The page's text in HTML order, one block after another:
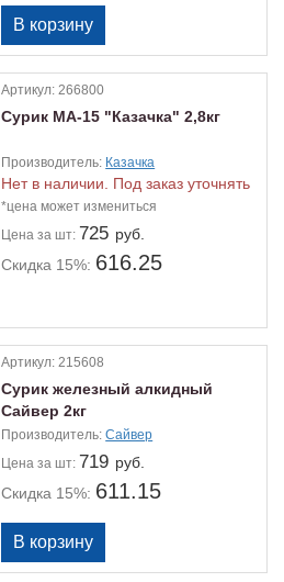
Артикул:266800
Сурик МА-15 "Казачка" 2,8кг
Производитель: Казачка
Нет в наличии. Под заказ уточнять
*цена может измениться
Цена за шт: 725 руб.
Скидка 15%: 616.25
Артикул:215608
Сурик железный алкидный
Сайвер 2кг
Производитель:Сайвер
Цена за шт: 719 руб.
Скидка 15%: 611.15